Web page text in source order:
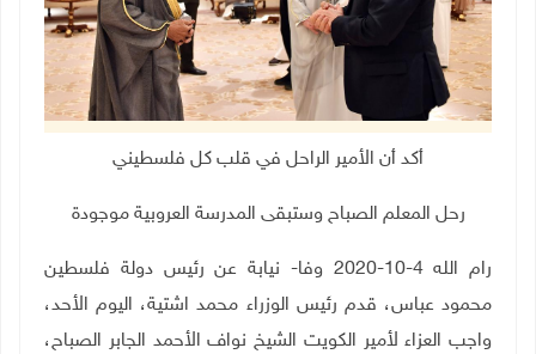
أكد أن الأمير الراحل في قلب كل فلسطيني
رحل المعلم الصباح وستبقى المدرسة العروبية موجودة
رام الله 4-10-2020 وفا- نيابة عن رئيس دولة فلسطين
محمود عباس، قدم رئيس الوزراء محمد اشتية، اليوم الأحد،
واجب العزاء لأمير الكويت الشيخ نواف الأحمد الجابر الصباح،